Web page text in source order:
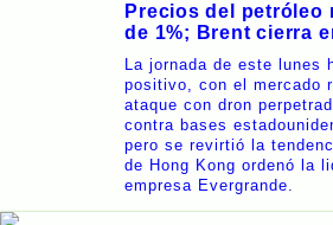
Precios del petróleo
de 1%; Brent cierra
La jornada de este lunes
positivo, con el mercado
ataque con dron
contra bases
pero se revirtió la
de Hong Kong ordenó la
empresa Evergrande.